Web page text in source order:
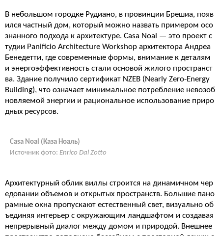
В небольшом городке Рудиано, в провинции Брешиа, появ
ился частный дом, который можно назвать примером осо
знанного подхода к архитектуре. Casa Noal — это проект с
тудии Panificio Architecture Workshop архитектора Андреа
Бенедетти, где современные формы, внимание к деталям
и энергоэффективность стали основой жилого пространст
ва. Здание получило сертификат NZEB (Nearly Zero-Energy
Building), что означает минимальное потребление невозоб
новляемой энергии и рациональное использование приро
дных ресурсов.
Casa Noal (Каза Ноаль)
Источник фото: Enrico Dal Zotto
Архитектурный облик виллы строится на динамичном чер
едовании объемов и открытых пространств. Большие пано
рамные окна пропускают естественный свет, визуально об
ъединяя интерьер с окружающим ландшафтом и создавая
непрерывный диалог между домом и природой. Внешнее